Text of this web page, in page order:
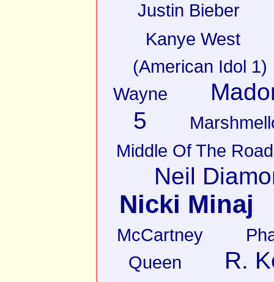
Justin Bieber
Kanye West
(American Idol 1)
Wayne
5
Middle Of The Road
Neil
Nicki Minaj
McCartney
Queen
R.